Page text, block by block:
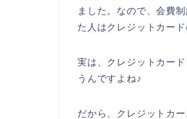
ました。なので、会費
た人はクレジットカー
実は、クレジットカー
うんですよね♪
だから、クレジットカ